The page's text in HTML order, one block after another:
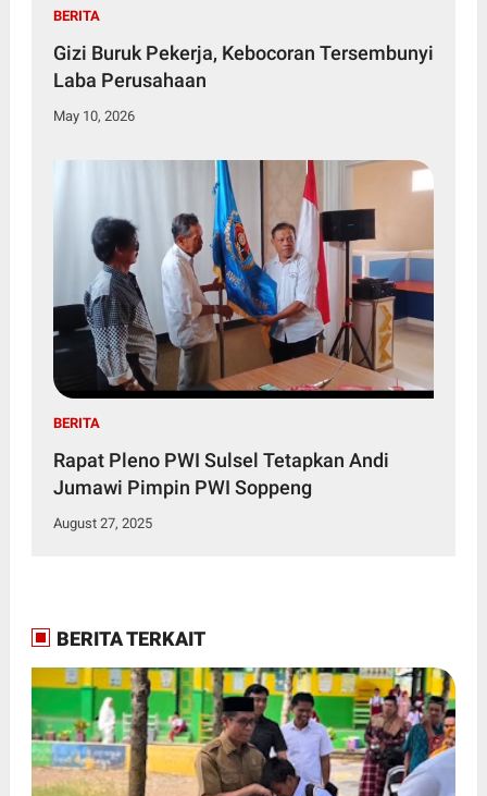
BERITA
Gizi Buruk Pekerja, Kebocoran Tersembunyi
Laba Perusahaan
May 10, 2026
BERITA
Rapat Pleno PWI Sulsel Tetapkan Andi
Jumawi Pimpin PWI Soppeng
August 27, 2025
BERITA TERKAIT